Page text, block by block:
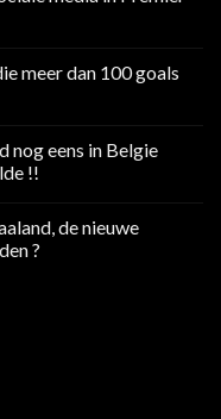
meer dan 100 goals
nog eens in Belgie
!!
de nieuwe
?